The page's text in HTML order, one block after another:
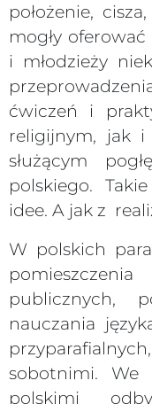
położenie,
mogły
i młodzieży
ćwiczeń i
religijnym, jak i
służącym
polskiego.
idee. A jak z
W polskich
publicznych,
nauczania
sobotnimi. We
polskimi